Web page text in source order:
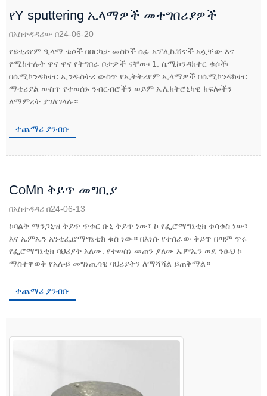
የY sputtering ኢላማዎች መተግበሪያዎች
በአስተዳዳሪው በ24-06-20
የይቲሪየም ዒላማ ቁሶች በበርካታ መስኮች ሰፊ አፕሊኬሽኖች አሏቸው እና
የሚከተሉት ዋና ዋና የትግበራ ቦታዎች ናቸው፡ 1. ሴሚኮንዳክተር ቁሶች፡
በሴሚኮንዳክተር ኢንዱስትሪ ውስጥ የኢትትሪየም ኢላማዎች በሴሚኮንዳክተር
ማቴሪያል ውስጥ የተወሰኑ ንብርብሮችን ወይም ኤሌክትሮኒካዊ ክፍሎችን
ለማምረት ያገለግላሉ።
ተጨማሪ ያንብቡ
CoMn ቅይጥ መግቢያ
በአስተዳዳሪ በ24-06-13
ኮባልት ማንጋኒዝ ቅይጥ ጥቁር ቡኒ ቅይጥ ነው፣ ኮ የፌሮማግኔቲክ ቁሳቁስ ነው፣
እና ኤምኤን አንቲፌሮማግኔቲክ ቁስ ነው። በእነሱ የተሰራው ቅይጥ በጣም ጥሩ
የፌሮማግኔቲክ ባህሪያት አለው. የተወሰነ መጠን ያለው ኤምኤን ወደ ንፁህ ኮ
ማስተዋወቅ የአሎይ መግነጢሳዊ ባህሪያትን ለማሻሻል ይጠቅማል።
ተጨማሪ ያንብቡ